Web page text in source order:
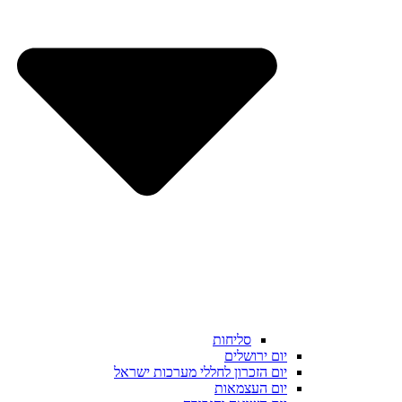
סליחות
יום ירושלים
יום הזכרון לחללי מערכות ישראל
יום העצמאות